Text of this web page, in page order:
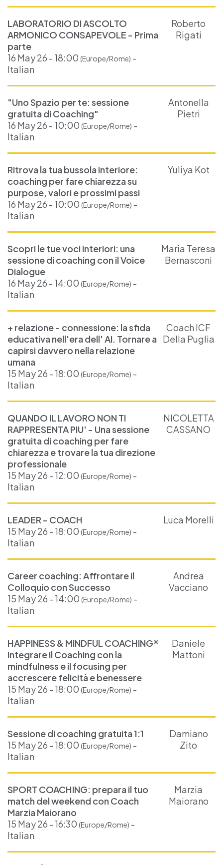
LABORATORIO DI ASCOLTO
ARMONICO CONSAPEVOLE - Prima
parte
16 May 26 - 18:00 (Europe/Rome) -
Italian
Roberto
Rigati
"Uno Spazio per te: sessione
gratuita di Coaching"
16 May 26 - 10:00 (Europe/Rome) -
Italian
Antonella
Pietri
Ritrova la tua bussola interiore:
coaching per fare chiarezza su
purpose, valori e prossimi passi
16 May 26 - 10:00 (Europe/Rome) -
Italian
Yuliya Kot
Scopri le tue voci interiori: una
sessione di coaching con il Voice
Dialogue
16 May 26 - 14:00 (Europe/Rome) -
Italian
Maria Teresa
Bernasconi
+ relazione - connessione: la sfida
educativa nell'era dell' AI. Tornare a
capirsi davvero nella relazione
umana
15 May 26 - 18:00 (Europe/Rome) -
Italian
Coach ICF
Della Puglia
QUANDO IL LAVORO NON TI
RAPPRESENTA PIU' - Una sessione
gratuita di coaching per fare
chiarezza e trovare la tua direzione
professionale
15 May 26 - 12:00 (Europe/Rome) -
Italian
NICOLETTA
CASSANO
LEADER - COACH
15 May 26 - 18:00 (Europe/Rome) -
Italian
Luca Morelli
Career coaching: Affrontare il
Colloquio con Successo
15 May 26 - 14:00 (Europe/Rome) -
Italian
Andrea
Vacciano
HAPPINESS & MINDFUL COACHING®
Integrare il Coaching con la
mindfulness e il focusing per
accrescere felicità e benessere
15 May 26 - 18:00 (Europe/Rome) -
Italian
Daniele
Mattoni
Sessione di coaching gratuita 1:1
15 May 26 - 18:00 (Europe/Rome) -
Italian
Damiano
Zito
SPORT COACHING: prepara il tuo
match del weekend con Coach
Marzia Maiorano
15 May 26 - 16:30 (Europe/Rome) -
Italian
Marzia
Maiorano